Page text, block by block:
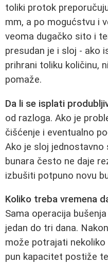
toliki protok
mm, a po mogućstvu i
veoma dugačko sito i
presudan je i sloj - ako
prihrani toliku količinu,
pomaže.
Da li se isplati
od razloga. Ako je
čišćenje i eventualno
Ako je sloj jednostavno
bunara često ne daje
izbušiti potpuno novu
Koliko treba vremena
Sama operacija
jedan do tri dana.
može potrajati nekoliko
pun kapacitet postiže